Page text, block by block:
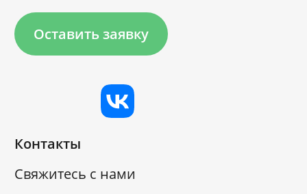
Контакты
Свяжитесь с нами
Оставить заявку